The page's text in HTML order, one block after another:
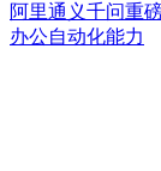
阿里通义千问重
办公自动化能力